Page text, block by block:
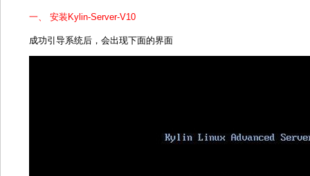
一、 安装Kylin-Server-V10
成功引导系统后，会出现下面的界面